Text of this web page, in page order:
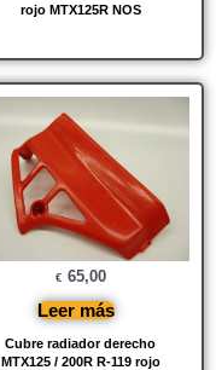
rojo MTX125R NOS
Cubre radiador derecho
MTX125 / 200R R-119 rojo
€ 65,00
Leer más